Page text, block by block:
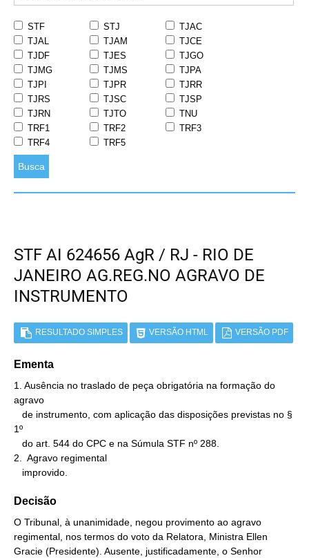
STF STJ
TJAC
TJAL
TJAM
TJCE
TJDF
TJES
TJGO
TJMG
TJMS
TJPA
TJPI
TJPR
TJRR
TJRS
TJSC
TJSP
TJRN
TJTO
TNU
TRF1
TRF2
TRF3
TRF4
TRF5
Busca
STF AI 624656 AgR / RJ - RIO DE
JANEIRO AG.REG.NO AGRAVO DE
INSTRUMENTO
RESULTADO SIMPLES VERSÃO HTML VERSÃO PDF
Ementa
1. Ausência no traslado de peça obrigatória na formação do
agravo
1º
2.  Agravo regimental
   improvido.
Decisão
O Tribunal, à unanimidade, negou provimento ao agravo
regimental, nos termos do voto da Relatora, Ministra Ellen
Gracie (Presidente). Ausente, justificadamente, o Senhor